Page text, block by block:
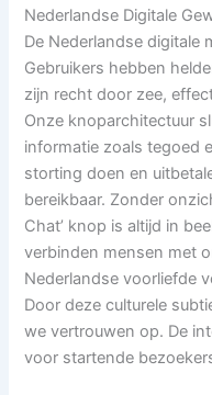
Nederlandse Digitale
De Nederlandse digitale
Gebruikers hebben
zijn recht door zee,
Onze knoparchitectuur
informatie zoals tegoed
storting doen en
bereikbaar. Zonder
Chat’ knop is altijd in
verbinden mensen met
Nederlandse voorliefde
Door deze culturele
we vertrouwen op. De
voor startende